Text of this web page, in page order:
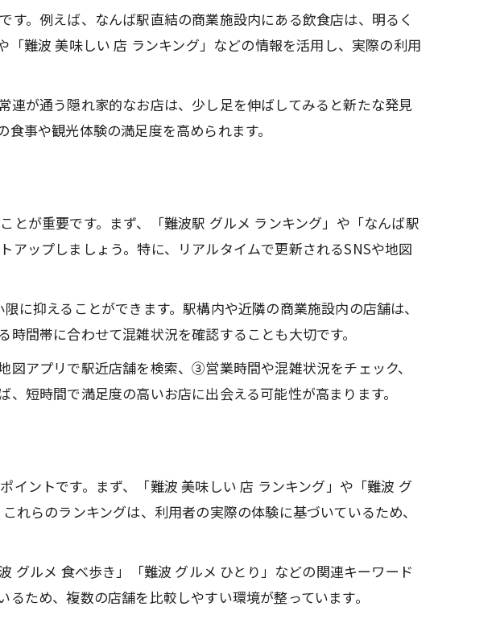
ルメ体験
選ぶ楽しみ
店比較術
魅力ポイント
体験する方法
すめ店とは
の人気店特集
の人気店紹介
び方と安全性
る人気店とは
気店の選定法
ト徹底ガイド
気店厳選ポイント
店の楽しみ方
の人気店選び
を安全に巡る方法
を楽しむポイント
。例えば、なんば駅直結の商業施設内にある飲食店は、明るく
難波 美味しい 店 ランキング」などの情報を活用し、実際の利用
が通う隠れ家的なお店は、少し足を伸ばしてみると新たな発見
事や観光体験の満足度を高められます。
が重要です。まず、「難波駅 グルメ ランキング」や「なんば駅
ップしましょう。特に、リアルタイムで更新されるSNSや地図
に抑えることができます。駅構内や近隣の商業施設内の店舗は、
間帯に合わせて混雑状況を確認することも大切です。
アプリで駅近店舗を検索、③営業時間や混雑状況をチェック、
短時間で満足度の高いお店に出会える可能性が高まります。
ントです。まず、「難波 美味しい 店 ランキング」や「難波 グ
らのランキングは、利用者の実際の体験に基づいているため、
グルメ 食べ歩き」「難波 グルメ ひとり」などの関連キーワード
ため、複数の店舗を比較しやすい環境が整っています。